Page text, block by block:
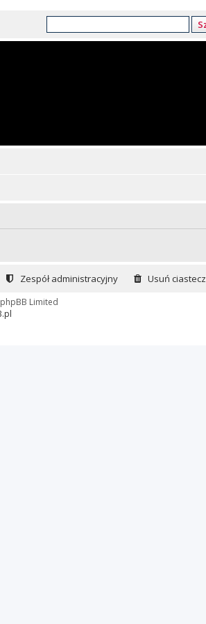
Usuń
Zespół administracyjny
Limited